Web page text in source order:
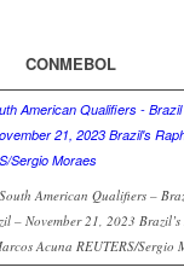
CONMEBOL
American Qualifiers –
– November 21, 2023
Acuna REUTERS/Sergio